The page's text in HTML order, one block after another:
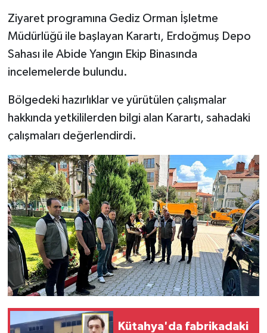
Ziyaret programına Gediz Orman İşletme
Müdürlüğü ile başlayan Karartı, Erdoğmuş Depo
Sahası ile Abide Yangın Ekip Binasında
incelemelerde bulundu.
Bölgedeki hazırlıklar ve yürütülen çalışmalar
hakkında yetkililerden bilgi alan Karartı, sahadaki
çalışmaları değerlendirdi.
Kütahya'da fabrikadaki
Kütahya
Magazin
Otomobil
Pazarlar
Politika
Resmi İlan
Rüya Tabirleri
Sağlık
Şaphane
Simav